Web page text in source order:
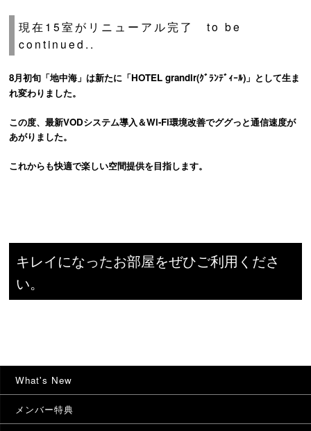
現在15室がリニューアル完了 to be
continued..
8月初旬「地中海」は新たに「HOTEL grandir(ｸﾞﾗﾝﾃﾞｨｰﾙ)」として生ま
れ変わりました。
この度、最新VODシステム導入＆Wi-Fi環境改善でググっと通信速度が
あがりました。
これからも快適で楽しい空間提供を目指します。
キレイになったお部屋をぜひご利用くださ
い。
What's New
メンバー特典